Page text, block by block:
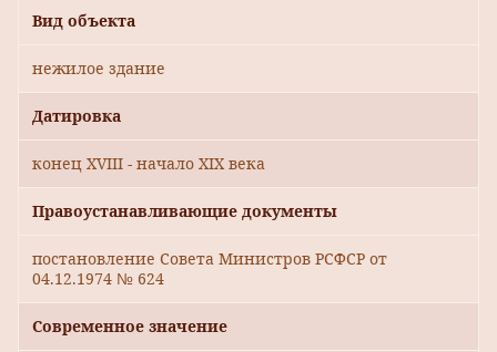
Вид объекта
нежилое здание
Датировка
конец XVIII - начало XIX века
Правоустанавливающие документы
постановление Совета Министров РСФСР от
04.12.1974 № 624
Современное значение